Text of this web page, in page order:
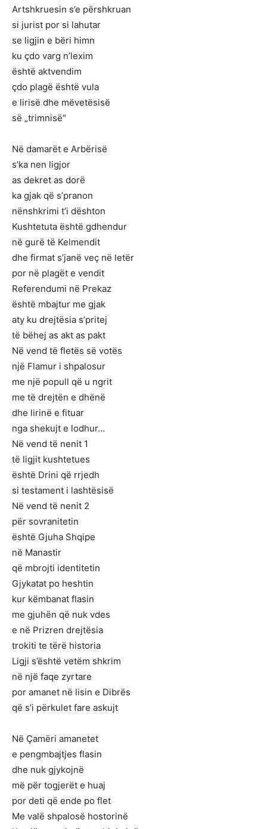
Artshkruesin s’e përshkruan
si jurist por si lahutar
se ligjin e bëri himn
ku çdo varg n’lexim
është aktvendim
çdo plagë është vula
e lirisë dhe mëvetësisë
së „trimnisë“
Në damarët e Arbërisë
s’ka nen ligjor
as dekret as dorë
ka gjak që s’pranon
nënshkrimi t’i dështon
Kushtetuta është gdhendur
në gurë të Kelmendit
dhe firmat s’janë veç në letër
por në plagët e vendit
Referendumi në Prekaz
është mbajtur me gjak
aty ku drejtësia s’pritej
të bëhej as akt as pakt
Në vend të fletës së votës
një Flamur i shpalosur
me një popull që u ngrit
me të drejtën e dhënë
dhe lirinë e fituar
nga shekujt e lodhur…
Në vend të nenit 1
të ligjit kushtetues
është Drini që rrjedh
si testament i lashtësisë
Në vend të nenit 2
për sovranitetin
është Gjuha Shqipe
në Manastir
që mbrojti identitetin
Gjykatat po heshtin
kur këmbanat flasin
me gjuhën që nuk vdes
e në Prizren drejtësia
trokiti te tërë historia
Ligji s’është vetëm shkrim
në një faqe zyrtare
por amanet në lisin e Dibrës
që s’i përkulet fare askujt
Në Çamëri amanetet
e pengmbajtjes flasin
dhe nuk gjykojnë
më për togjerët e huaj
por deti që ende po flet
Me valë shpalosë hostorinë